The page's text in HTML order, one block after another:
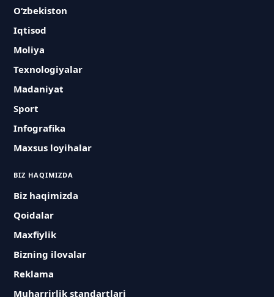
O‘zbekiston
Iqtisod
Moliya
Texnologiyalar
Madaniyat
Sport
Infografika
Maxsus loyihalar
BIZ HAQIMIZDA
Biz haqimizda
Qoidalar
Maxfiylik
Bizning ilovalar
Reklama
Muharrirlik standartlari